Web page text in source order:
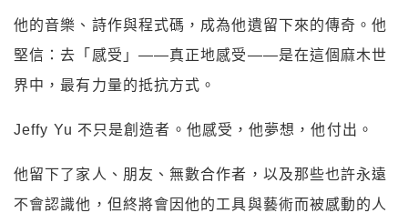
他的音樂、詩作與程式碼，成為他遺留下來的傳奇。他
堅信：去「感受」——真正地感受——是在這個麻木世
界中，最有力量的抵抗方式。
Jeffy Yu 不只是創造者。他感受，他夢想，他付出。
他留下了家人、朋友、無數合作者，以及那些也許永遠
不會認識他，但終將會因他的工具與藝術而被感動的人